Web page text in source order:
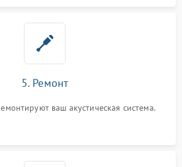
5. Ремонт
ваш акустическая система.